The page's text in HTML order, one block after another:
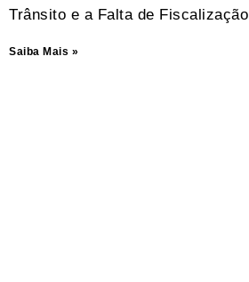
Trânsito e a Falta de Fiscalização
Saiba Mais »